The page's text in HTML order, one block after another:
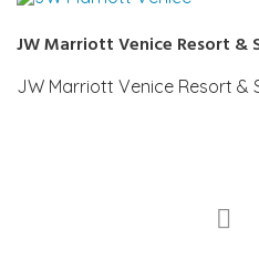
JW Marriott Venice Resort &
JW Marriott Venice Resort &